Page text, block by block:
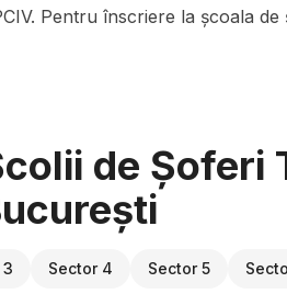
Pentru înscriere la școala de
de Șoferi
3 Sector 4 Sector 5